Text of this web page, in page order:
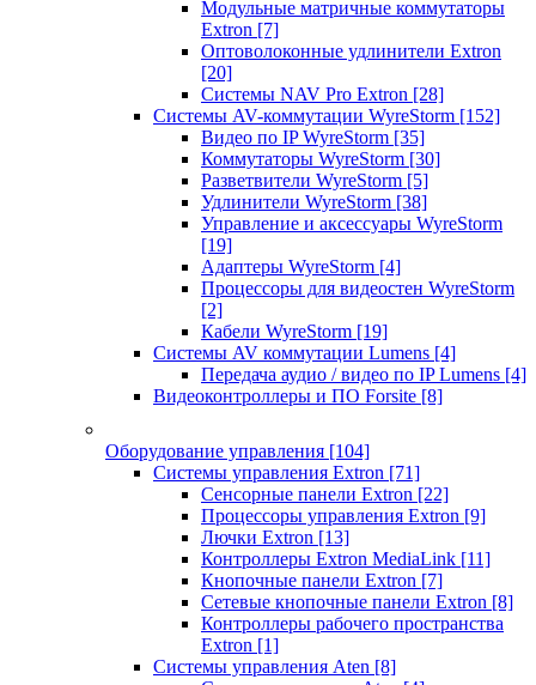
Модульные матричные коммутаторы
Extron [7]
Оптоволоконные удлинители Extron
[20]
Системы NAV Pro Extron [28]
Системы AV-коммутации WyreStorm [152]
Видео по IP WyreStorm [35]
Коммутаторы WyreStorm [30]
Разветвители WyreStorm [5]
Удлинители WyreStorm [38]
Управление и аксессуары WyreStorm
[19]
Адаптеры WyreStorm [4]
Процессоры для видеостен WyreStorm
[2]
Кабели WyreStorm [19]
Системы AV коммутации Lumens [4]
Передача аудио / видео по IP Lumens [4]
Видеоконтроллеры и ПО Forsite [8]
Оборудование управления [104]
Системы управления Extron [71]
Сенсорные панели Extron [22]
Процессоры управления Extron [9]
Лючки Extron [13]
Контроллеры Extron MediaLink [11]
Кнопочные панели Extron [7]
Сетевые кнопочные панели Extron [8]
Контроллеры рабочего пространства
Extron [1]
Системы управления Aten [8]